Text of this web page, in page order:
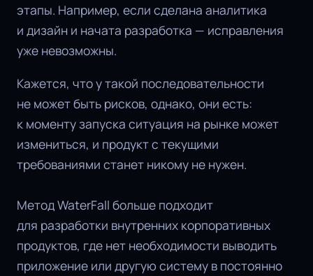
этапы. Например, если сделана аналитика
и дизайн и начата разработка — исправления
уже невозможны.
Кажется, что у такой последовательности
не может быть рисков, однако, они есть:
к моменту запуска ситуация на рынке может
измениться, и продукт с текущими
требованиями станет никому не нужен.
Метод WaterFall больше подходит
для разработки внутренних корпоративных
продуктов, где нет необходимости выводить
приложение или другую систему в постоянно